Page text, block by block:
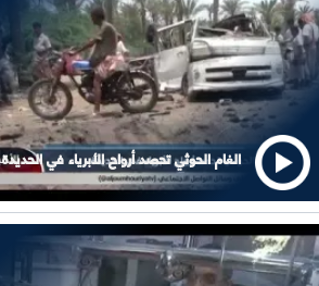
الغام الحوثي تحصد أرواح الأبرياء في الحديدة